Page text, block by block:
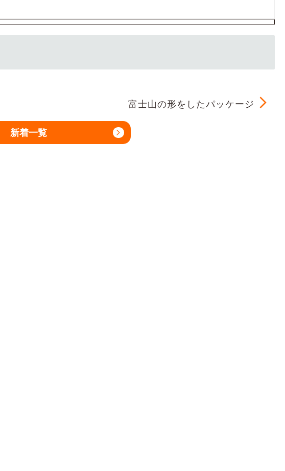
富士山の形をしたパッケージ
新着一覧